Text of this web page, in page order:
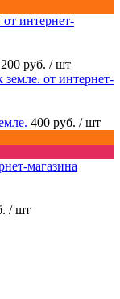
руб. / шт
400 руб. / шт
/ шт